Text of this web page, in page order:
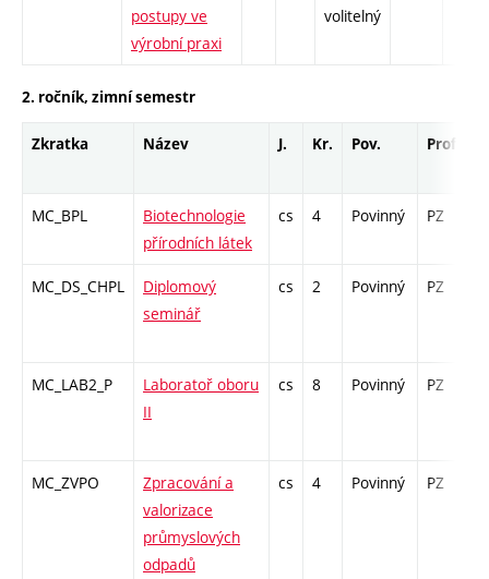
postupy ve
výrobní praxi
volitelný
2. ročník, zimní semestr
Zkratka Název J. Kr. Pov. Prof.
MC_BPL
Biotechnologie
přírodních látek
cs 4 Povinný PZ
MC_DS_CHPL
Diplomový
seminář
cs 2 Povinný PZ
MC_LAB2_P
Laboratoř oboru
II
cs 8 Povinný PZ
MC_ZVPO
Zpracování a
valorizace
průmyslových
odpadů
cs 4 Povinný PZ